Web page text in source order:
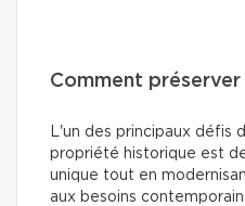
Comment
L'un des principaux défis
propriété historique est
unique tout en
aux besoins